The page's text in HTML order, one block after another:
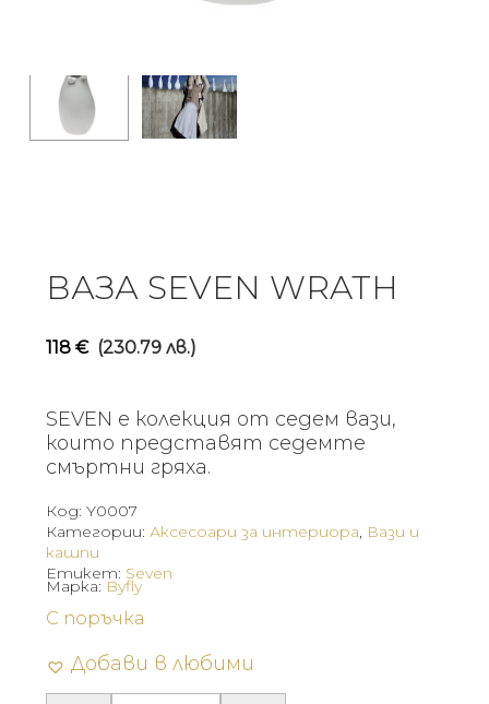
ВАЗА SEVEN WRATH
118 € (230.79 лв.)
SEVEN е колекция от седем вази,
които представят седемте
смъртни гряха.
Код: Y0007
Категории: Аксесоари за интериора, Вази и
кашпи
Етикет: Seven
С поръчка
Добави в любими
Марка: Byfly